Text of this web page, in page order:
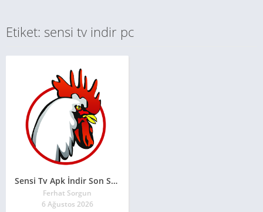
Etiket: sensi tv indir pc
Sensi Tv Apk İndir Son Sürüm 2026**
Ferhat Sorgun
6 Ağustos 2026